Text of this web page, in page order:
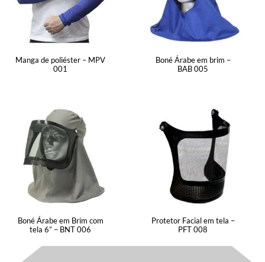
Manga de poliéster – MPV
001
Boné Árabe em brim –
BAB 005
Boné Árabe em Brim com
tela 6” – BNT 006
Protetor Facial em tela –
PFT 008